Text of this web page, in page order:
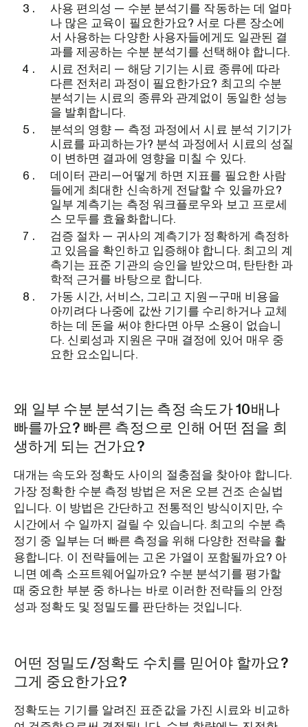
사용 편의성 — 수분 분석기를 작동하는 데 얼마
나 많은 교육이 필요한가요? 서로 다른 장소에
서 사용하는 다양한 사용자들에게도 일관된 결
과를 제공하는 수분 분석기를 선택해야 합니다.
시료 전처리 — 해당 기기는 시료 종류에 따라
다른 전처리 과정이 필요한가요? 최고의 수분
분석기는 시료의 종류와 관계없이 동일한 성능
을 발휘합니다.
분석의 영향 — 측정 과정에서 시료 분석 기기가
시료를 파괴하는가? 분석 과정에서 시료의 성질
이 변하면 결과에 영향을 미칠 수 있다.
데이터 관리—어떻게 하면 지표를 필요한 사람
들에게 최대한 신속하게 전달할 수 있을까요?
일부 계측기는 측정 워크플로우와 보고 프로세
스 모두를 효율화합니다.
검증 절차 — 귀사의 계측기가 정확하게 측정하
고 있음을 확인하고 입증해야 합니다. 최고의 계
측기는 표준 기관의 승인을 받았으며, 탄탄한 과
학적 근거를 바탕으로 합니다.
가동 시간, 서비스, 그리고 지원—구매 비용을
아끼려다 나중에 값싼 기기를 수리하거나 교체
하는 데 돈을 써야 한다면 아무 소용이 없습니
다. 신뢰성과 지원은 구매 결정에 있어 매우 중
요한 요소입니다.
왜 일부 수분 분석기는 측정 속도가 10배나
빠를까요? 빠른 측정으로 인해 어떤 점을 희
생하게 되는 건가요?
대개는 속도와 정확도 사이의 절충점을 찾아야 합니다.
가장 정확한 수분 측정 방법은 저온 오븐 건조 손실법
입니다. 이 방법은 간단하고 전통적인 방식이지만, 수
시간에서 수 일까지 걸릴 수 있습니다. 최고의 수분 측
정기 중 일부는 더 빠른 측정을 위해 다양한 전략을 활
용합니다. 이 전략들에는 고온 가열이 포함될까요? 아
니면 예측 소프트웨어일까요? 수분 분석기를 평가할
때 중요한 부분 중 하나는 바로 이러한 전략들의 안정
성과 정확도 및 정밀도를 판단하는 것입니다.
어떤 정밀도/정확도 수치를 믿어야 할까요?
그게 중요한가요?
정확도는 기기를 알려진 표준값을 가진 시료와 비교하